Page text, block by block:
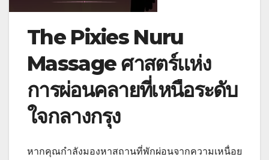
The Pixies Nuru
Massage ศาสตร์แห่ง
การผ่อนคลายที่เหนือระดับ
ใจกลางกรุง
หากคุณกำลังมองหาสถานที่พักผ่อนจากความเหนื่อย